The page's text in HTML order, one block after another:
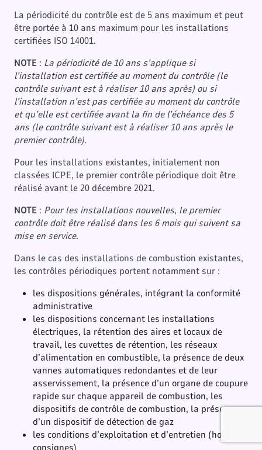
La périodicité du contrôle est de 5 ans maximum et peut
être portée à 10 ans maximum pour les installations
certifiées ISO 14001.
NOTE : La périodicité de 10 ans s’applique si
l’installation est certifiée au moment du contrôle (le
contrôle suivant est à réaliser 10 ans après) ou si
l’installation n’est pas certifiée au moment du contrôle
et qu’elle est certifiée avant la fin de l’échéance des 5
ans (le contrôle suivant est à réaliser 10 ans après le
premier contrôle).
Pour les installations existantes, initialement non
classées ICPE, le premier contrôle périodique doit être
réalisé avant le 20 décembre 2021.
NOTE : Pour les installations nouvelles, le premier
contrôle doit être réalisé dans les 6 mois qui suivent sa
mise en service.
Dans le cas des installations de combustion existantes,
les contrôles périodiques portent notamment sur :
les dispositions générales, intégrant la conformité
administrative
les dispositions concernant les installations
électriques, la rétention des aires et locaux de
travail, les cuvettes de rétention, les réseaux
d’alimentation en combustible, la présence de deux
vannes automatiques redondantes et de leur
asservissement, la présence d’un organe de coupure
rapide sur chaque appareil de combustion, les
dispositifs de contrôle de combustion, la présence
d’un dispositif de détection de gaz
les conditions d’exploitation et d’entretien (hors
consignes)